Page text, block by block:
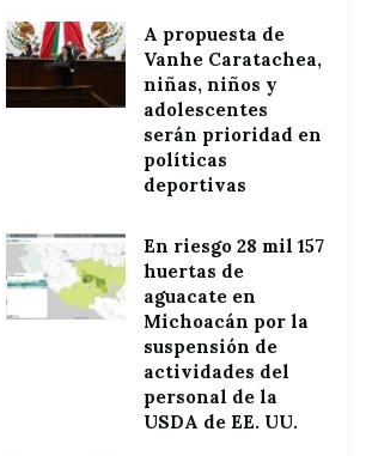
A propuesta de
Vanhe Caratachea,
niñas, niños y
adolescentes
serán prioridad en
políticas
deportivas
En riesgo 28 mil 157
huertas de
aguacate en
Michoacán por la
suspensión de
actividades del
personal de la
USDA de EE. UU.